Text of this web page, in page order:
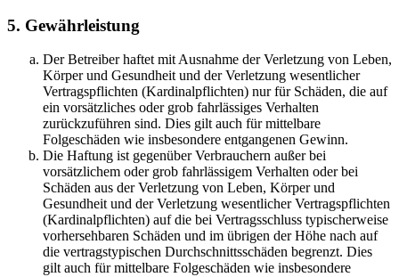
5. Gewährleistung
Der Betreiber haftet mit Ausnahme der Verletzung von Leben,
Körper und Gesundheit und der Verletzung wesentlicher
Vertragspflichten (Kardinalpflichten) nur für Schäden, die auf
ein vorsätzliches oder grob fahrlässiges Verhalten
zurückzuführen sind. Dies gilt auch für mittelbare
Folgeschäden wie insbesondere entgangenen Gewinn.
Die Haftung ist gegenüber Verbrauchern außer bei
vorsätzlichem oder grob fahrlässigem Verhalten oder bei
Schäden aus der Verletzung von Leben, Körper und
Gesundheit und der Verletzung wesentlicher Vertragspflichten
(Kardinalpflichten) auf die bei Vertragsschluss typischerweise
vorhersehbaren Schäden und im übrigen der Höhe nach auf
die vertragstypischen Durchschnittsschäden begrenzt. Dies
gilt auch für mittelbare Folgeschäden wie insbesondere